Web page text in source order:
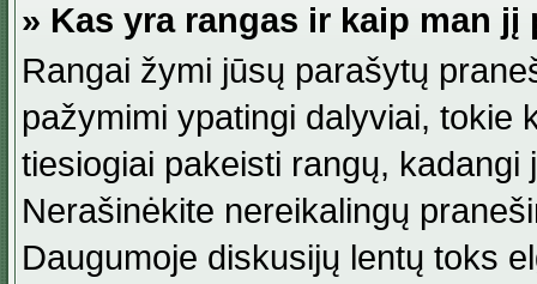
» Kas yra rangas ir kaip man jį
Rangai žymi jūsų parašytų
pažymimi ypatingi dalyviai, tokie
tiesiogiai pakeisti rangų,
Nerašinėkite nereikalingų
Daugumoje diskusijų lentų toks